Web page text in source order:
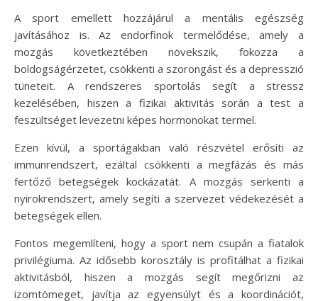
A sport emellett hozzájárul a mentális egészség
javításához is. Az endorfinok termelődése, amely a
mozgás következtében növekszik, fokozza a
boldogságérzetet, csökkenti a szorongást és a depresszió
tüneteit. A rendszeres sportolás segít a stressz
kezelésében, hiszen a fizikai aktivitás során a test a
feszültséget levezetni képes hormonokat termel.
Ezen kívül, a sportágakban való részvétel erősíti az
immunrendszert, ezáltal csökkenti a megfázás és más
fertőző betegségek kockázatát. A mozgás serkenti a
nyirokrendszert, amely segíti a szervezet védekezését a
betegségek ellen.
Fontos megemlíteni, hogy a sport nem csupán a fiatalok
privilégiuma. Az idősebb korosztály is profitálhat a fizikai
aktivitásból, hiszen a mozgás segít megőrizni az
izomtömeget, javítja az egyensúlyt és a koordinációt,